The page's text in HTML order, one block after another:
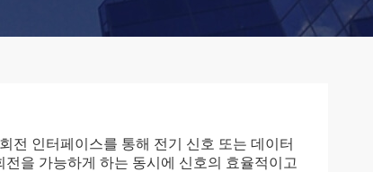
전 인터페이스를 통해 전기 신호 또는 데이터
을 가능하게 하는 동시에 신호의 효율적이고